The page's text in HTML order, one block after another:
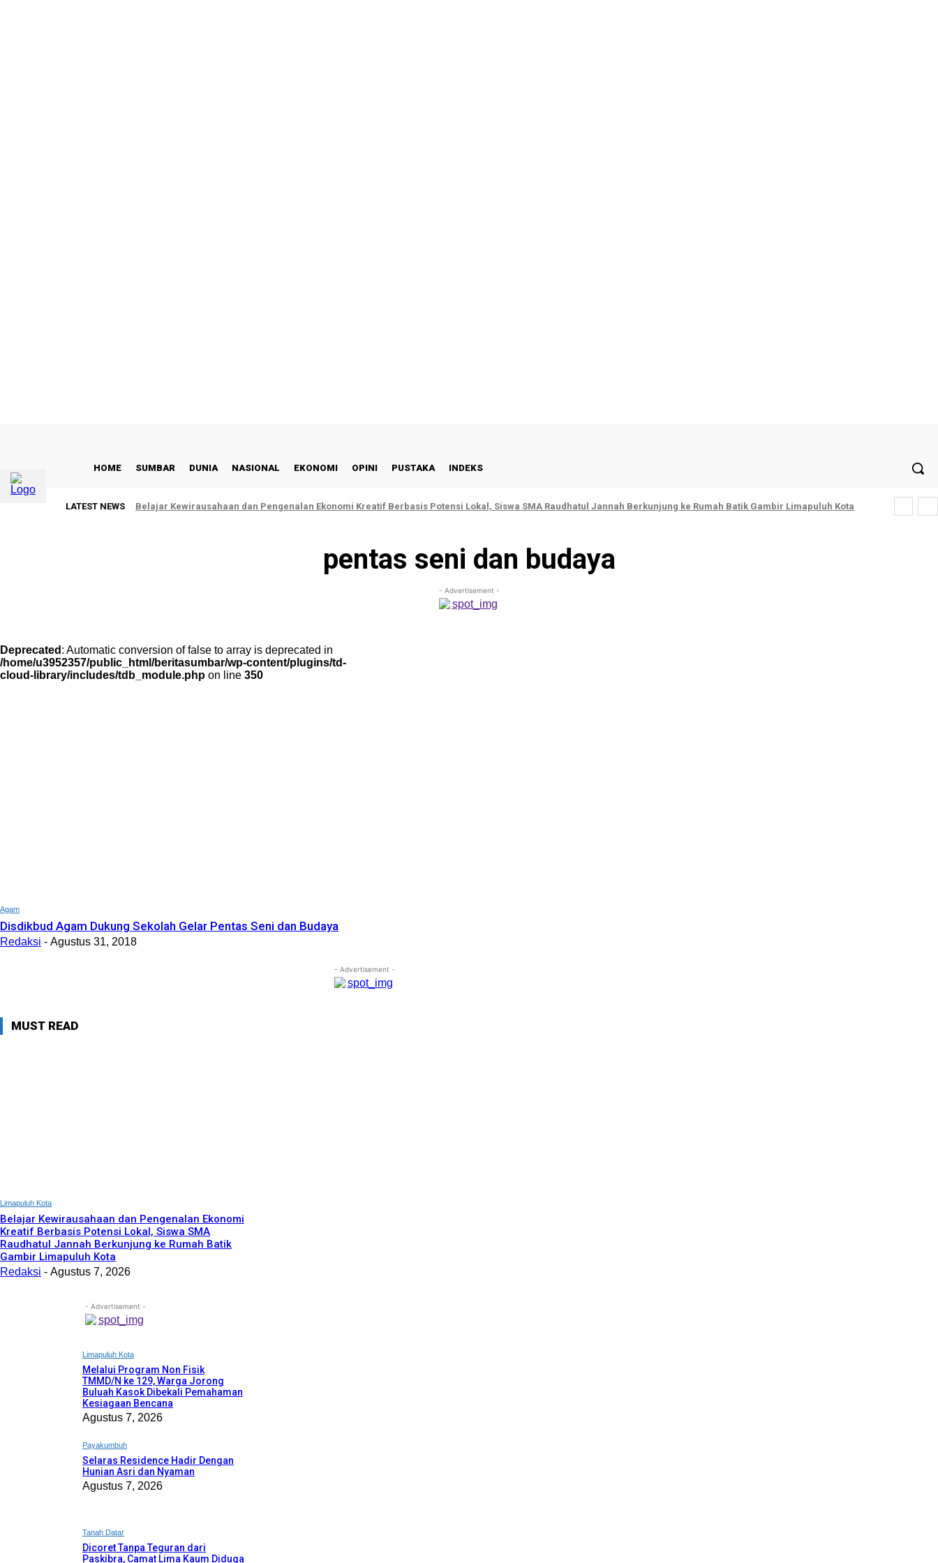
HOME SUMBAR DUNIA NASIONAL EKONOMI OPINI PUSTAKA INDEKS
LATEST NEWS Belajar Kewirausahaan dan Pengenalan Ekonomi Kreatif Berbasis Potensi Lokal, Siswa SMA Raudhatul Jannah Berkunjung ke Rumah Batik Gambir Limapuluh Kota
pentas seni dan budaya
- Advertisement -
Deprecated : Automatic conversion of false to array is deprecated in
/home/u3952357/public_html/beritasumbar/wp-content/plugins/td-
cloud-library/includes/tdb_module.php on line 350
Agam
Disdikbud Agam Dukung Sekolah Gelar Pentas Seni dan Budaya
Redaksi - Agustus 31, 2018
- Advertisement -
MUST READ
Limapuluh Kota
Belajar Kewirausahaan dan Pengenalan Ekonomi
Kreatif Berbasis Potensi Lokal, Siswa SMA
Raudhatul Jannah Berkunjung ke Rumah Batik
Gambir Limapuluh Kota
Redaksi - Agustus 7, 2026
- Advertisement -
Limapuluh Kota
Melalui Program Non Fisik
TMMD/N ke 129, Warga Jorong
Buluah Kasok Dibekali Pemahaman
Kesiagaan Bencana
Agustus 7, 2026
Payakumbuh
Selaras Residence Hadir Dengan
Hunian Asri dan Nyaman
Agustus 7, 2026
Tanah Datar
Dicoret Tanpa Teguran dari
Paskibra, Camat Lima Kaum Diduga